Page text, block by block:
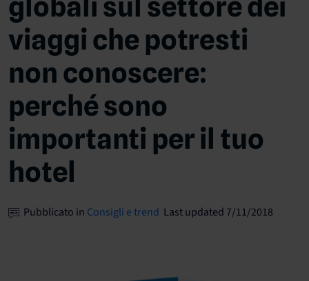
viaggi che potresti
non conoscere:
perché sono
importanti per il tuo
hotel
Pubblicato in Consigli e trend Last updated 7/11/2018